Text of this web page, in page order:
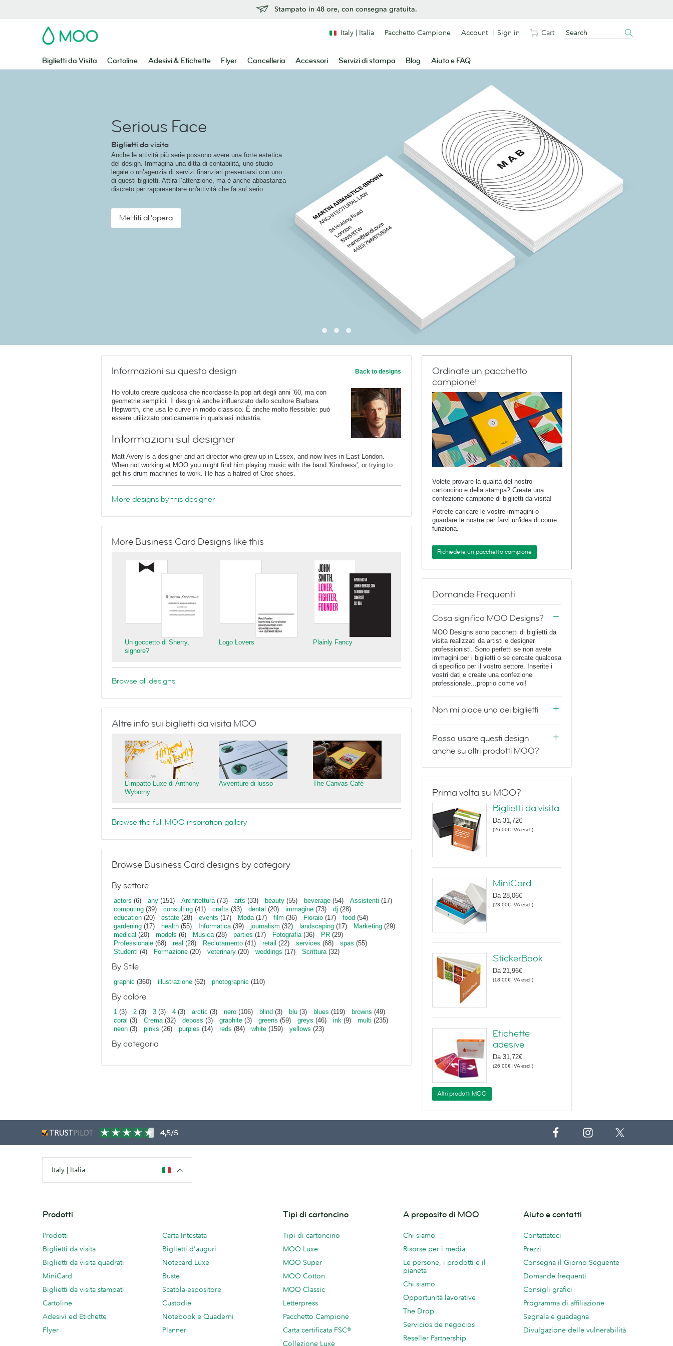
Stampato in 48 ore, con consegna gratuita.
MOO
Biglietti da Visita Cartoline Adesivi & Etichette Flyer Cancelleria Accessori Servizi di stampa Blog Aiuto e FAQ
Italy | Italia Pacchetto Campione Account Sign in Cart
Serious Face
Biglietti da visita
Anche le attività più serie possono avere una forte estetica
del design. Immagina una ditta di contabilità, uno studio
legale o un’agenzia di servizi finanziari presentarsi con uno
di questi biglietti. Attira l’attenzione, ma è anche abbastanza
discreto per rappresentare un'attività che fa sul serio.
Mettiti all'opera
Informazioni su questo design Back to designs
Ho voluto creare qualcosa che ricordasse la pop art degli anni ‘60, ma con
geometrie semplici. Il design è anche influenzato dallo scultore Barbara
Hepworth, che usa le curve in modo classico. È anche molto flessibile: può
essere utilizzato praticamente in qualsiasi industria.
Informazioni sul designer
Matt Avery is a designer and art director who grew up in Essex, and now lives in East London.
When not working at MOO you might find him playing music with the band 'Kindness', or trying to
get his drum machines to work. He has a hatred of Croc shoes.
More designs by this designer
More Business Card Designs like this
Un goccetto di Sherry,
signore?
Logo Lovers Plainly Fancy
Browse all designs
Altre info sui biglietti da visita MOO
L'impatto Luxe di Anthony
Wyborny
Avventure di lusso The Canvas Café
Browse the full MOO inspiration gallery
Browse Business Card designs by category
By settore
actors (6) any (151) Architettura(73) arts (33) beauty (55) beverage (54) Assistenti (17)
computing (39) consulting (41) crafts (33) dental (20) immagine (73) dj (28)
education (20) estate (28) events (17) Moda(17) film (36) Fioraio (17) food (54)
gardening (17) health (55) Informatica(39) journalism (32) landscaping (17) Marketing (29)
medical (20) models (6) Musica (28) parties (17) Fotografia(36) PR (29)
Professionale (68) real (28) Reclutamento (41) retail (22) services (68) spas (55)
Studenti (4) Formazione (20) veterinary (20) weddings (17) Scrittura(32)
By Stile
graphic (360) illustrazione (62) photographic (110)
By colore
1 (3) 2 (3) 3 (3) 4 (3) arctic (3) nero (106) blind (3) blu (3) blues (119) browns (49)
coral (3) Crema(32) deboss (3) graphite (3) greens (59) greys (46) ink (9) multi (235)
neon (3) pinks (26) purples (14) reds (84) white (159) yellows (23)
By categoria
Ordinate un pacchetto
campione!
Volete provare la qualità del nostro
cartoncino e della stampa? Create una
confezione campione di biglietti da visita!
Potrete caricare le vostre immagini o
guardare le nostre per farvi un'idea di come
funziona.
Richiedete un pacchetto campione
Domande Frequenti
Cosa significa MOO Designs?
MOO Designs sono pacchetti di biglietti da
visita realizzati da artisti e designer
professionisti. Sono perfetti se non avete
immagini per i biglietti o se cercate qualcosa
di specifico per il vostro settore. Inserite i
vostri dati e create una confezione
professionale...proprio come voi!
Non mi piace uno dei biglietti
Posso usare questi design
anche su altri prodotti MOO?
Prima volta su MOO?
Biglietti da visita
Da 31,72€
(26,00€ IVA escl. )
MiniCard
Da 28,06€
(23,00€ IVA escl. )
StickerBook
Da 21,96€
(18,00€ IVA escl. )
Etichette
adesive
Da 31,72€
(26,00€ IVA escl. )
Altri prodotti MOO
4,5/5
Italy | Italia
Prodotti
Prodotti
Biglietti da visita
Biglietti da visita quadrati
MiniCard
Biglietti da visita stampati
Cartoline
Adesivi ed Etichette
Flyer
Carta Intestata
Biglietti d'auguri
Notecard Luxe
Buste
Scatola-espositore
Custodie
Notebook e Quaderni
Planner
Tipi di cartoncino
Tipi di cartoncino
MOO Luxe
MOO Super
MOO Cotton
MOO Classic
Letterpress
Pacchetto Campione
Carta certificata FSC®
Collezione Luxe
A proposito di MOO
Chi siamo
Risorse per i media
Le persone, i prodotti e il
pianeta
Chi siamo
Opportunità lavorative
The Drop
Servicios de negocios
Reseller Partnership
Aiuto e contatti
Contattateci
Prezzi
Consegna il Giorno Seguente
Domande frequenti
Consigli grafici
Programma di affiliazione
Segnala e guadagna
Divulgazione delle vulnerabilità